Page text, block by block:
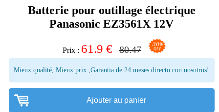
Batterie pour outillage électrique
Panasonic EZ3561X 12V
Prix : 61.9 € 80.47
Mieux qualité, Mieux prix ,Garantia de 24 meses directo con nosotros!
Ajouter au panier